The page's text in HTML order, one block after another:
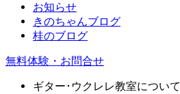
お知らせ
きのちゃんブログ
桂のブログ
無料体験・お問合せ
ギター･ウクレレ教室について